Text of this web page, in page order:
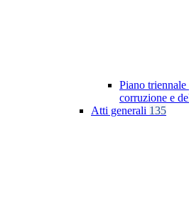
Piano
corruzione e
Atti generali 135